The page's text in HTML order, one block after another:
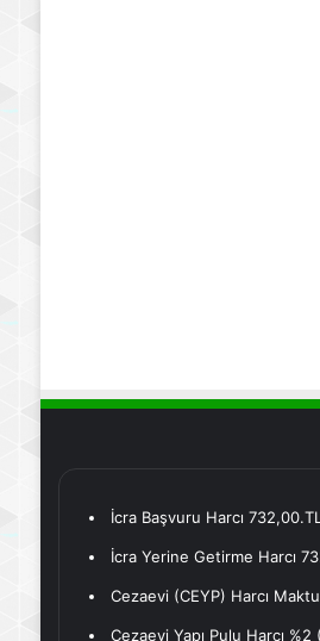
İcra Başvuru Harcı 732,00.TL
İcra Yerine Getirme Harcı
Cezaevi (CEYP) Harcı
Cezaevi Yapı Pulu Harcı